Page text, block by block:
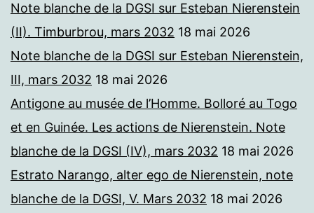
Note blanche de la DGSI sur Esteban Nierenstein
(II). Timburbrou, mars 2032 18 mai 2026
Note blanche de la DGSI sur Esteban Nierenstein,
III, mars 2032 18 mai 2026
Antigone au musée de l’Homme. Bolloré au Togo
et en Guinée. Les actions de Nierenstein. Note
blanche de la DGSI (IV), mars 2032 18 mai 2026
Estrato Narango, alter ego de Nierenstein, note
blanche de la DGSI, V. Mars 2032 18 mai 2026